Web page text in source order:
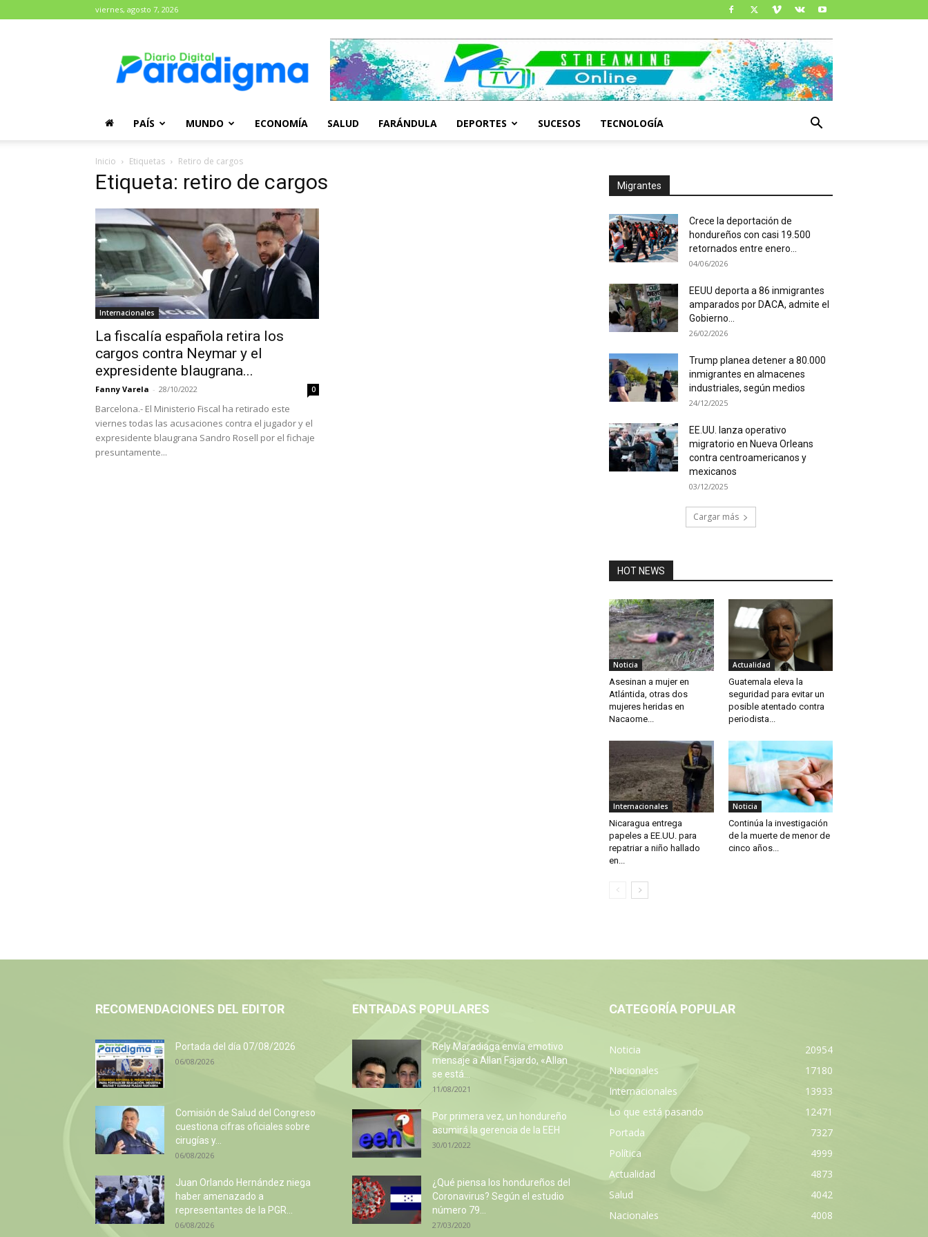
viernes, agosto 7, 2026
Paradigma
PAÍS MUNDO ECONOMÍA SALUD FARÁNDULA DEPORTES SUCESOS TECNOLOGÍA
Inicio Etiquetas Retiro de cargos
Etiqueta: retiro de cargos
Internacionales
La fiscalía española retira los
cargos contra Neymar y el
expresidente blaugrana...
Fanny Varela - 28/10/2022 0
Barcelona.- El Ministerio Fiscal ha retirado este
viernes todas las acusaciones contra el jugador y el
expresidente blaugrana Sandro Rosell por el fichaje
presuntamente...
Migrantes
Crece la deportación de
hondureños con casi 19.500
retornados entre enero...
04/06/2026
EEUU deporta a 86 inmigrantes
amparados por DACA, admite el
Gobierno...
26/02/2026
Trump planea detener a 80.000
inmigrantes en almacenes
industriales, según medios
24/12/2025
EE.UU. lanza operativo
migratorio en Nueva Orleans
contra centroamericanos y
mexicanos
03/12/2025
Cargar más
HOT NEWS
Noticia
Asesinan a mujer en
Atlántida, otras dos
mujeres heridas en
Nacaome...
Actualidad
Guatemala eleva la
seguridad para evitar un
posible atentado contra
periodista...
Internacionales
Nicaragua entrega
papeles a EE.UU. para
repatriar a niño hallado
en...
Noticia
Continúa la investigación
de la muerte de menor de
cinco años...
RECOMENDACIONES DEL EDITOR
Portada del día 07/08/2026
06/08/2026
Comisión de Salud del Congreso
cuestiona cifras oficiales sobre
cirugías y...
06/08/2026
Juan Orlando Hernández niega
haber amenazado a
representantes de la PGR...
06/08/2026
ENTRADAS POPULARES
Rely Maradiaga envía emotivo
mensaje a Allan Fajardo, «Allan
se está...
11/08/2021
Por primera vez, un hondureño
asumirá la gerencia de la EEH
30/01/2022
¿Qué piensa los hondureños del
Coronavirus? Según el estudio
número 79...
27/03/2020
CATEGORÍA POPULAR
Noticia
20954
Nacionales
17180
Internacionales
13933
Lo que está pasando
12471
Portada
7327
Política
4999
Actualidad
4873
Salud
4042
Nacionales
4008